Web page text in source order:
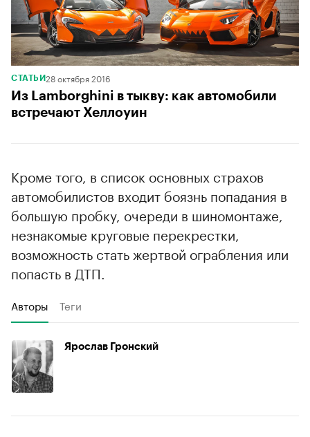
СТАТЬИ28 октября 2016
Из Lamborghini в тыкву: как автомобили
встречают Хеллоуин
Кроме того, в список основных страхов
автомобилистов входит боязнь попадания в
большую пробку, очереди в шиномонтаже,
незнакомые круговые перекрестки,
возможность стать жертвой ограбления или
попасть в ДТП.
Авторы Теги
Ярослав Гронский